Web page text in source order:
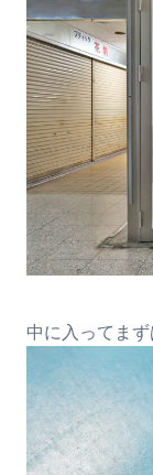
中に入ってまず